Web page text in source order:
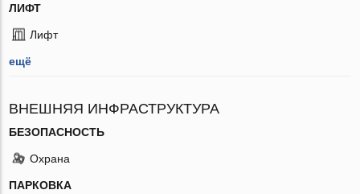
ЛИФТ
Лифт
ещё
ВНЕШНЯЯ ИНФРАСТРУКТУРА
БЕЗОПАСНОСТЬ
Охрана
ПАРКОВКА